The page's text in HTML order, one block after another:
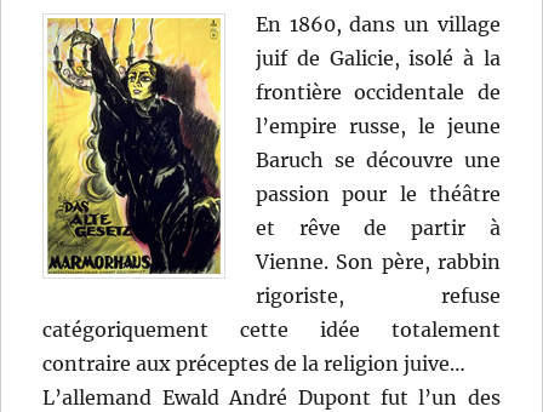
En 1860, dans un village
juif de Galicie, isolé à la
frontière occidentale de
l’empire russe, le jeune
Baruch se découvre une
passion pour le théâtre
et rêve de partir à
Vienne. Son père, rabbin
rigoriste, refuse
catégoriquement cette idée totalement
contraire aux préceptes de la religion juive…
L’allemand Ewald André Dupont fut l’un des